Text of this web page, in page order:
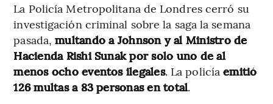
La Policía Metropolitana de Londres cerró su
investigación criminal sobre la saga la semana
pasada,multando a Johnson y al Ministro de
Hacienda Rishi Sunak por solo uno de al
menos ocho eventos ilegales. La policíaemitió
126 multas a 83 personas en total.